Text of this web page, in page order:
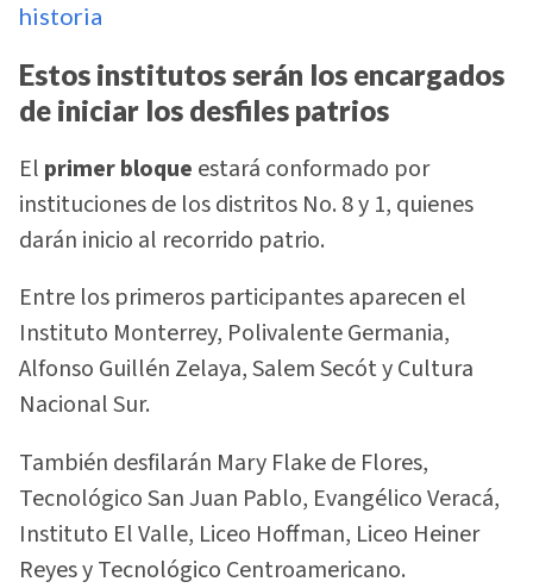
historia
Estos institutos serán los encargados
de iniciar los desfiles patrios
El primer bloque estará conformado por
instituciones de los distritos No. 8 y 1, quienes
darán inicio al recorrido patrio.
Entre los primeros participantes aparecen el
Instituto Monterrey, Polivalente Germania,
Alfonso Guillén Zelaya, Salem Secót y Cultura
Nacional Sur.
También desfilarán Mary Flake de Flores,
Tecnológico San Juan Pablo, Evangélico Veracá,
Instituto El Valle, Liceo Hoffman, Liceo Heiner
Reyes y Tecnológico Centroamericano.